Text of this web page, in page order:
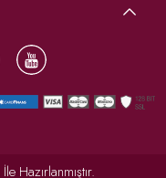
İle Hazırlanmıştır.